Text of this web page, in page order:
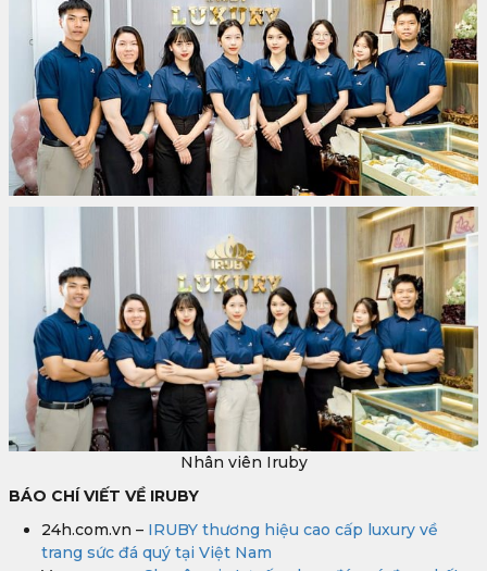
Nhân viên Iruby
BÁO CHÍ VIẾT VỀ IRUBY
24h.com.vn – IRUBY thương hiệu cao cấp luxury về
trang sức đá quý tại Việt Nam